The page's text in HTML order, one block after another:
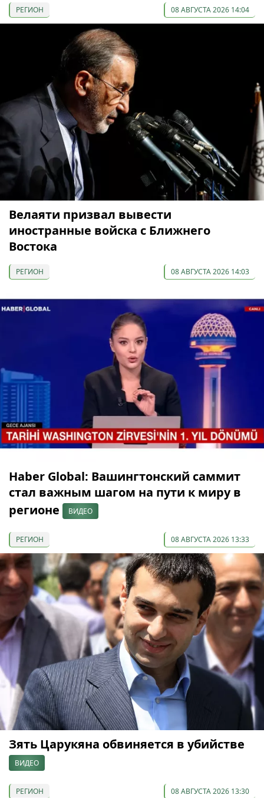
РЕГИОН 08 АВГУСТА 2026 14:04
Велаяти призвал вывести
иностранные войска с Ближнего
Востока
РЕГИОН 08 АВГУСТА 2026 14:03
Haber Global: Вашингтонский саммит
стал важным шагом на пути к миру в
регионе
ВИДЕО
РЕГИОН 08 АВГУСТА 2026 13:33
Зять Царукяна обвиняется в убийстве
ВИДЕО
РЕГИОН 08 АВГУСТА 2026 13:30